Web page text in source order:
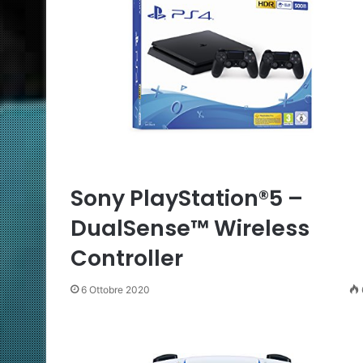
Sony PlayStation®5 –
DualSense™ Wireless
Controller
6 Ottobre 2020